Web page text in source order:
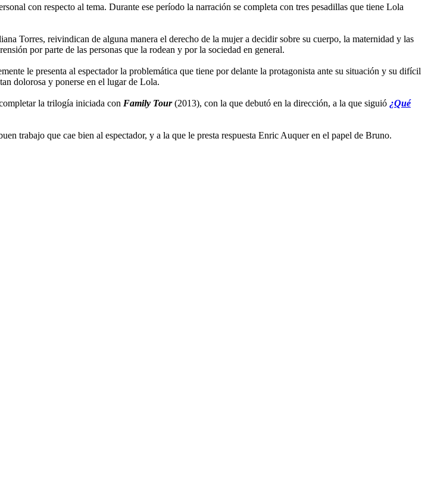
con respecto al tema. Durante ese período la narración se completa con tres pesadillas que tiene Lola
Torres, reivindican de alguna manera el derecho de la mujer a decidir sobre su cuerpo, la maternidad y las
por parte de las personas que la rodean y por la sociedad en general.
le presenta al espectador la problemática que tiene por delante la protagonista ante su situación y su difícil
dolorosa y ponerse en el lugar de Lola.
la trilogía iniciada con Family Tour(2013), con la que debutó en la dirección, a la que siguió ¿Qué
trabajo que cae bien al espectador, y a la que le presta respuesta Enric Auquer en el papel de Bruno.